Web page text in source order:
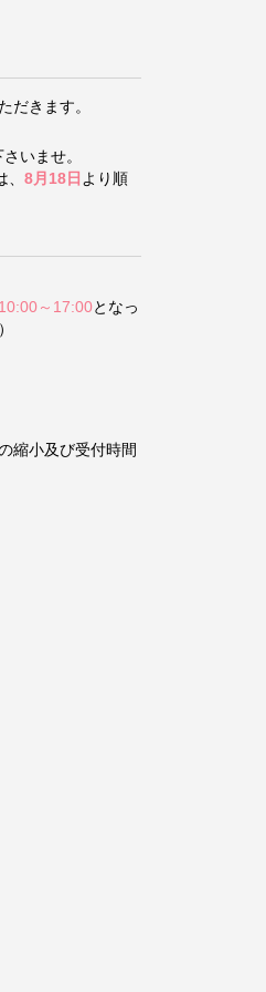
だきます。
いませ。
8月18日 より順
10:00～17:00となっ
縮小及び受付時間